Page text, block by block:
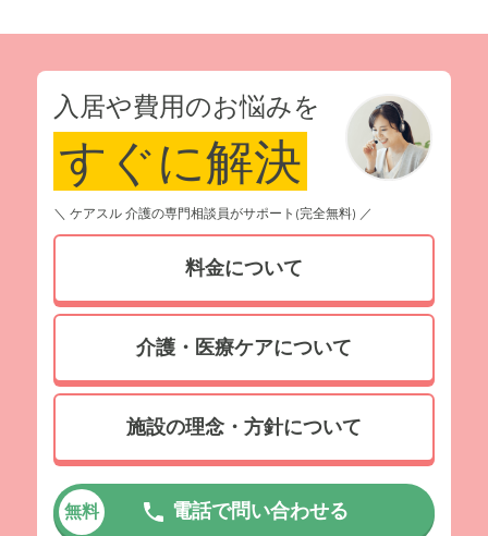
入居や費用のお悩みを
すぐに解決
＼ ケアスル 介護の専門相談員がサポート(完全無料) ／
料金について
介護・医療ケアについて
施設の理念・方針について
無料 電話で問い合わせる